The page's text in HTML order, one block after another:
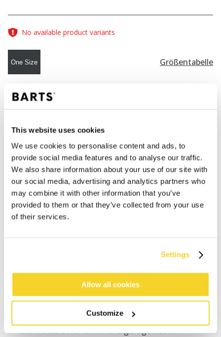
This website uses cookies
We use cookies to personalise content and ads, to
provide social media features and to analyse our traffic.
We also share information about your use of our site with
our social media, advertising and analytics partners who
may combine it with other information that you’ve
provided to them or that they’ve collected from your use
of their services.
Settings
Allow all cookies
Customize
No available product variants
One Size Größentabelle
FARBE apricot
IN DEN WARENKORB
Bestellungen, die vor 12 Uhr MEZ (Montag bis
Freitag) bei uns eingehen, werden noch am selben
Tag versandt
Kostenlose Lieferung für Bestellungen über 50€
Superweiches isländisches Garn
Die Mütze ist für einen einzigartigen Look